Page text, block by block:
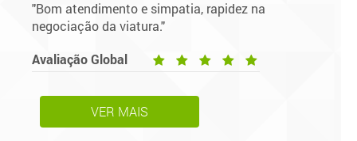
"Bom atendimento e simpatia, rapidez na
negociação da viatura."
Avaliação Global
VER MAIS